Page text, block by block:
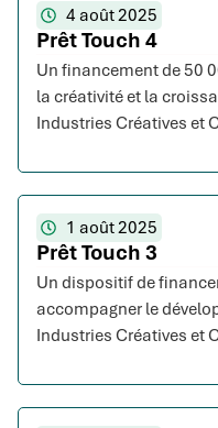
4 août 2025
Prêt Touch 4
Un financement de 50
la créativité et la
Industries Créatives et
1 août 2025
Prêt Touch 3
Un dispositif de
accompagner le
Industries Créatives et